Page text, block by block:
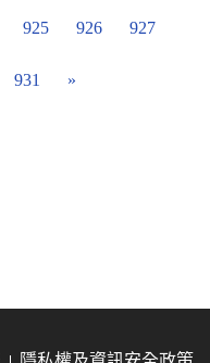
925 926 927
931 »